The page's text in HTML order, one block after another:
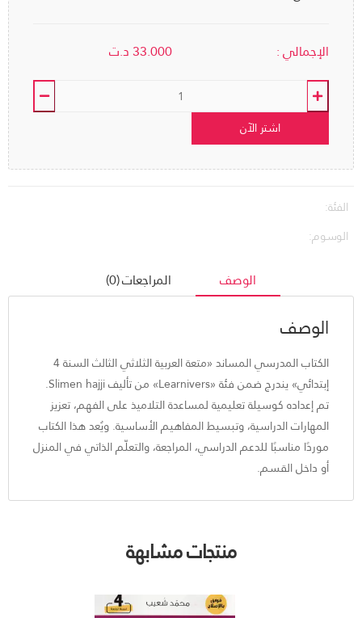
الإجمالي : 33.000د.ت
اشتر الآن
الفئة:
الوسوم:
الوصف المراجعات (0)
الوصف
الكتاب المدرسي المساند «متعة العربية الثلاثي الثالث السنة 4
إبتدائي» يندرج ضمن فئة «Learnivers» من تأليف Slimen hajji.
تم إعداده كوسيلة تعليمية لمساعدة التلاميذ على الفهم، تعزيز
المهارات الدراسية، وتبسيط المفاهيم الأساسية. ويُعد هذا الكتاب
موردًا مناسبًا للدعم الدراسي، المراجعة، والتعلّم الذاتي في المنزل
أو داخل القسم.
منتجات مشابهة